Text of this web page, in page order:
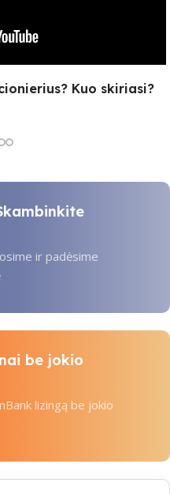
Kuo skiriasi?
ir padėsime
be jokio
lizingą be jokio